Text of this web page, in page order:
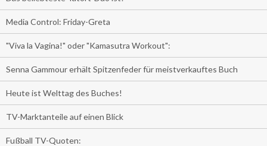
Media Control: Friday-Greta
"Viva la Vagina!" oder "Kamasutra Workout":
Senna Gammour erhält Spitzenfeder für meistverkauftes Buch
Heute ist Welttag des Buches!
TV-Marktanteile auf einen Blick
Fußball TV-Quoten: